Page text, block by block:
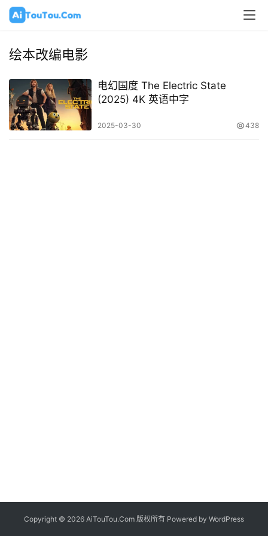
绘本改编电影
电幻国度 The Electric State
(2025) 4K 英语中字
2025-03-30 438
Copyright © 2026 AiTouTou.Com 版权所有 Powered by WordPress